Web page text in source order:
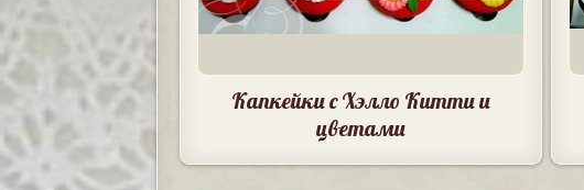
Капкейки с Хэлло Китти и
цветами